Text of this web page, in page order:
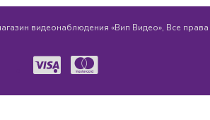
видеонаблюдения «Вип Видео», Все